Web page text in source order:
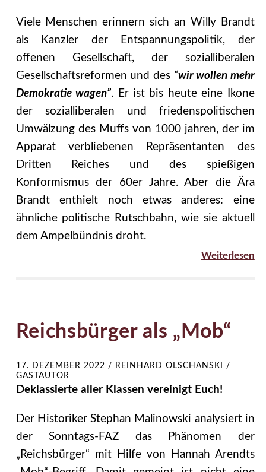
Viele Menschen erinnern sich an Willy Brandt
als Kanzler der Entspannungspolitik, der
offenen Gesellschaft, der sozialliberalen
Gesellschaftsreformen und des “wir wollen mehr
Demokratie wagen”. Er ist bis heute eine Ikone
der sozialliberalen und friedenspolitischen
Umwälzung des Muffs von 1000 jahren, der im
Apparat verbliebenen Repräsentanten des
Dritten Reiches und des spießigen
Konformismus der 60er Jahre. Aber die Ära
Brandt enthielt noch etwas anderes: eine
ähnliche politische Rutschbahn, wie sie aktuell
dem Ampelbündnis droht.
Weiterlesen
Reichsbürger als „Mob“
17. DEZEMBER 2022 /
REINHARD OLSCHANSKI /
GASTAUTOR
Deklassierte aller Klassen vereinigt Euch!
Der Historiker Stephan Malinowski analysiert in
der Sonntags-FAZ das Phänomen der
„Reichsbürger“ mit Hilfe von Hannah Arendts